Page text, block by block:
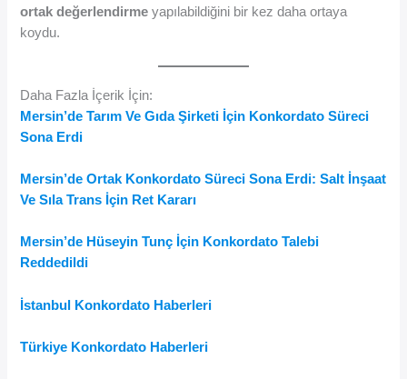
ortak değerlendirme yapılabildiğini bir kez daha ortaya
koydu.
Daha Fazla İçerik İçin:
Mersin’de Tarım Ve Gıda Şirketi İçin Konkordato Süreci
Sona Erdi
Mersin’de Ortak Konkordato Süreci Sona Erdi: Salt İnşaat
Ve Sıla Trans İçin Ret Kararı
Mersin’de Hüseyin Tunç İçin Konkordato Talebi
Reddedildi
İstanbul Konkordato Haberleri
Türkiye Konkordato Haberleri